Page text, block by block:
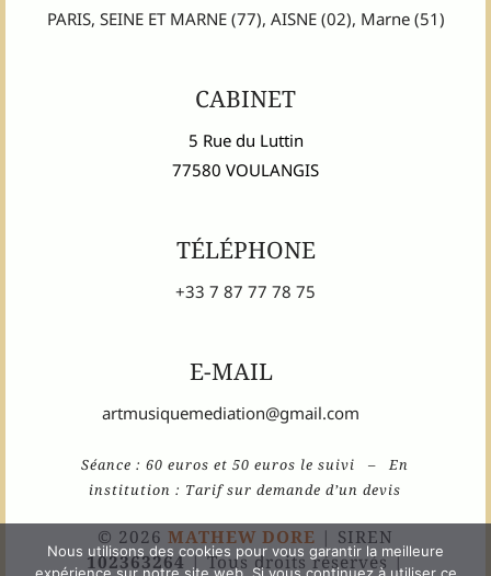
PARIS, SEINE ET MARNE (77), AISNE (02), Marne (51)
CABINET
5 Rue du Luttin
77580 VOULANGIS
TÉLÉPHONE
+33 7 87 77 78 75
E-MAIL
artmusiquemediation@gmail.com
Séance : 60 euros et 50 euros le suivi – En
institution : Tarif sur demande d’un devis
© 2026 MATHEW DORE | SIREN
102363264| Tous droits réservés |
Nous utilisons des cookies pour vous garantir la meilleure